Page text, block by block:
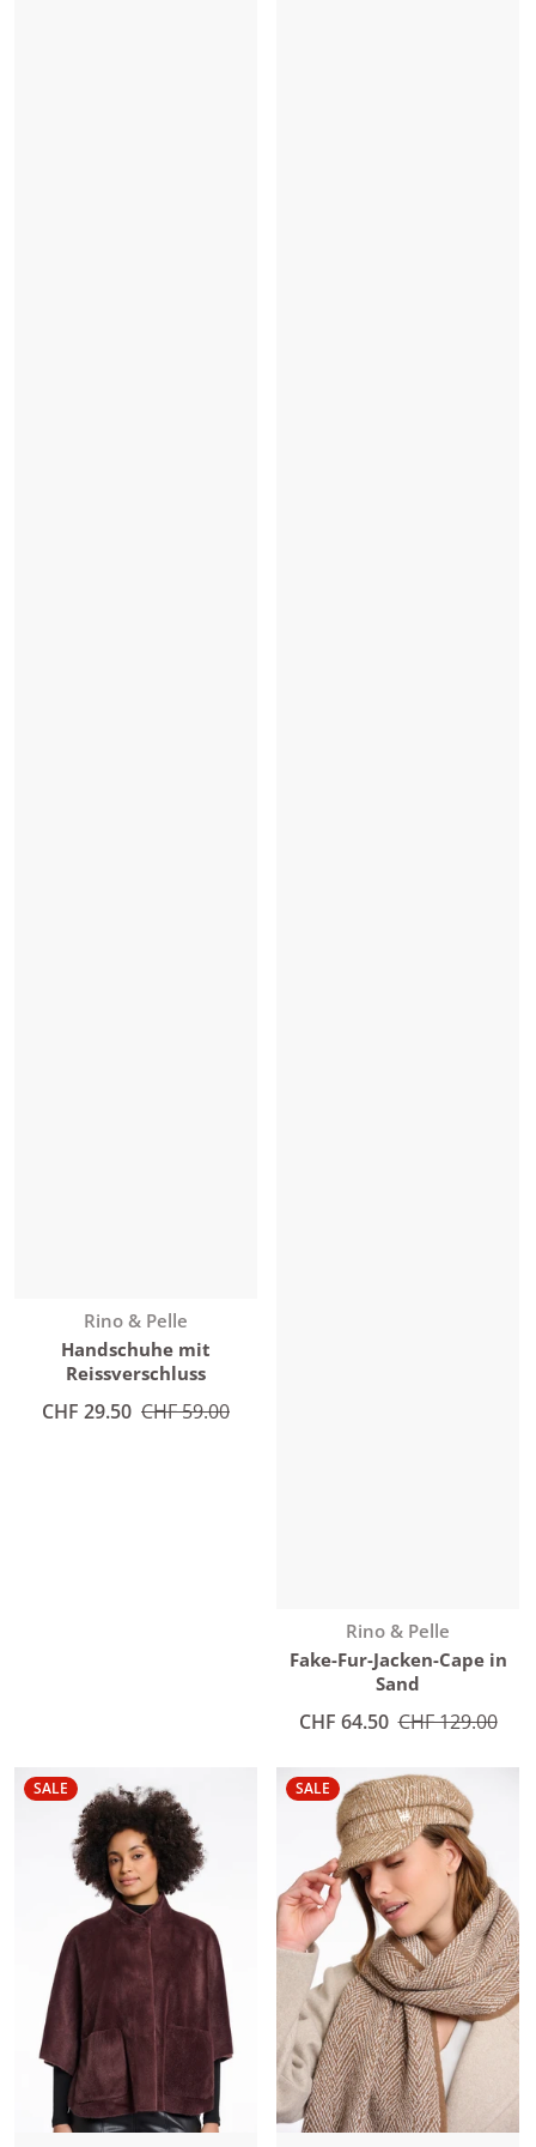
Anbieter:
Rino & Pelle
Handschuhe mit
Reissverschluss
Angebotspreis
CHF 29.50 Normaler Preis
CHF 59.00
Anbieter:
Rino & Pelle
Fake-Fur-Jacken-Cape in
Sand
Angebotspreis
CHF 64.50 Normaler Preis
CHF 129.00
SALE SALE